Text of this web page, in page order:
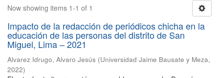
Now showing items 1-1 of 1
Impacto de la redacción de periódicos chicha en la
educación de las personas del distrito de San
Miguel, Lima – 2021
Alvarez Idrugo, Alvaro Jesús (Universidad Jaime Bausate y Meza,
2022)